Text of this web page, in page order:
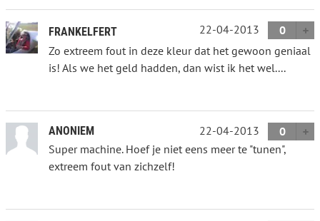
FRANKELFERT 22-04-2013
0
Zo extreem fout in deze kleur dat het gewoon geniaal
is! Als we het geld hadden, dan wist ik het wel....
ANONIEM 22-04-2013
0
Super machine. Hoef je niet eens meer te "tunen",
extreem fout van zichzelf!